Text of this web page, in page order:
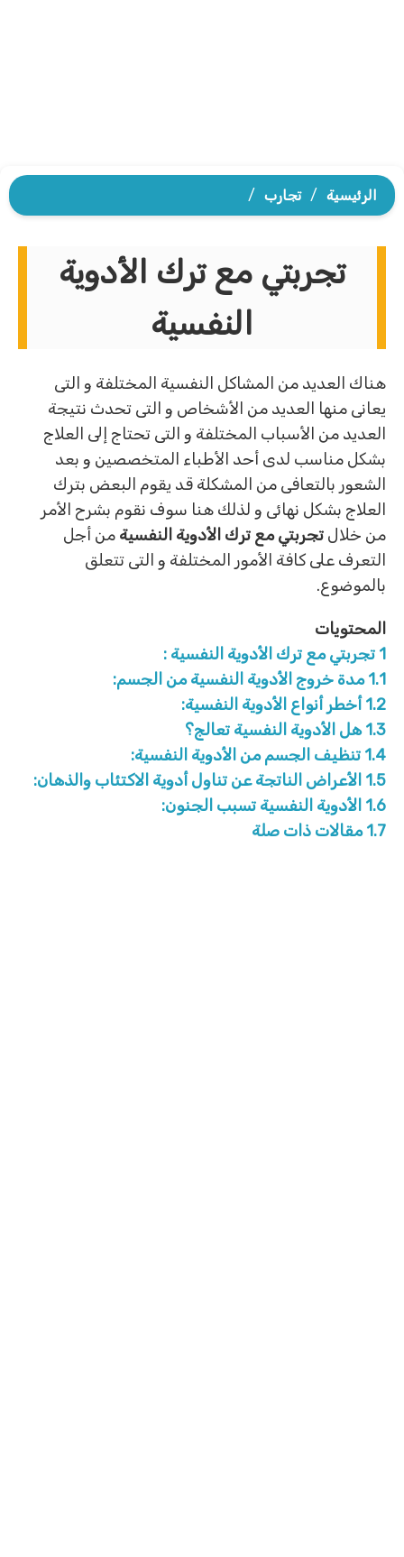
الرئيسية / تجارب /
تجربتي مع ترك الأدوية
النفسية
هناك العديد من المشاكل النفسية المختلفة و التى
يعانى منها العديد من الأشخاص و التى تحدث نتيجة
العديد من الأسباب المختلفة و التى تحتاج إلى العلاج
بشكل مناسب لدى أحد الأطباء المتخصصين و بعد
الشعور بالتعافى من المشكلة قد يقوم البعض بترك
العلاج بشكل نهائى و لذلك هنا سوف نقوم بشرح الأمر
من خلال تجربتي مع ترك الأدوية النفسية من أجل
التعرف على كافة الأمور المختلفة و التى تتعلق
بالموضوع.
المحتويات
1 تجربتي مع ترك الأدوية النفسية :
1.1 مدة خروج الأدوية النفسية من الجسم:
1.2 أخطر أنواع الأدوية النفسية:
1.3 هل الأدوية النفسية تعالج؟
1.4 تنظيف الجسم من الأدوية النفسية:
1.5 الأعراض الناتجة عن تناول أدوية الاكتئاب والذهان:
1.6 الأدوية النفسية تسبب الجنون:
1.7 مقالات ذات صلة